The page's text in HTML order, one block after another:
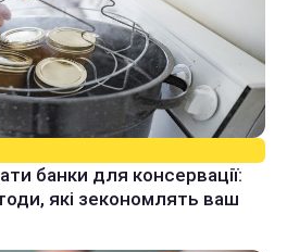
банки для консервації:
які зекономлять ваш